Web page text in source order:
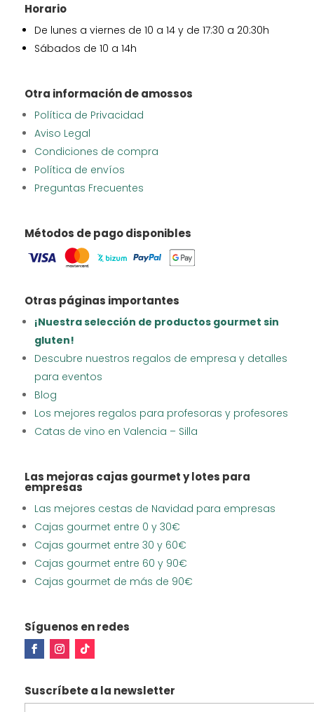
Horario
De lunes a viernes de 10 a 14 y de 17:30 a 20:30h
Sábados de 10 a 14h
Otra información de amossos
Política de Privacidad
Aviso Legal
Condiciones de compra
Política de envíos
Preguntas Frecuentes
Métodos de pago disponibles
Otras páginas importantes
¡Nuestra selección de productos gourmet sin
gluten!
Descubre nuestros regalos de empresa y detalles
para eventos
Blog
Los mejores regalos para profesoras y profesores
Catas de vino en Valencia – Silla
Las mejoras cajas gourmet y lotes para
empresas
Las mejores cestas de Navidad para empresas
Cajas gourmet entre 0 y 30€
Cajas gourmet entre 30 y 60€
Cajas gourmet entre 60 y 90€
Cajas gourmet de más de 90€
Síguenos en redes
Suscríbete a la newsletter